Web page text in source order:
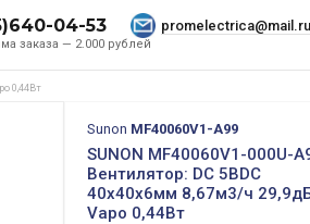
заказа — 2.000 рублей
04-53 promelectrica@mail.ru
0,44Вт
Sunon MF40060V1-A99
SUNON MF40060V1-000U-
Вентилятор: DC 5ВDC
40x40x6мм 8,67м3/ч
Vapo 0,44Вт